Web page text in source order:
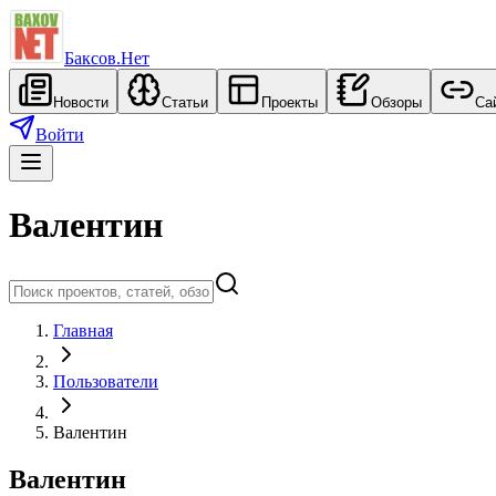
Баксов.Нет
Новости Статьи Проекты Обзоры
Войти
Валентин
Главная
Пользователи
Валентин
Валентин